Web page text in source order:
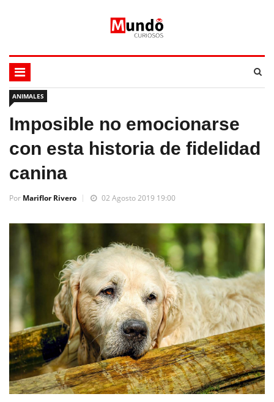
ANIMALES
Imposible no emocionarse
con esta historia de fidelidad
canina
Por Mariflor Rivero 02 Agosto 2019 19:00